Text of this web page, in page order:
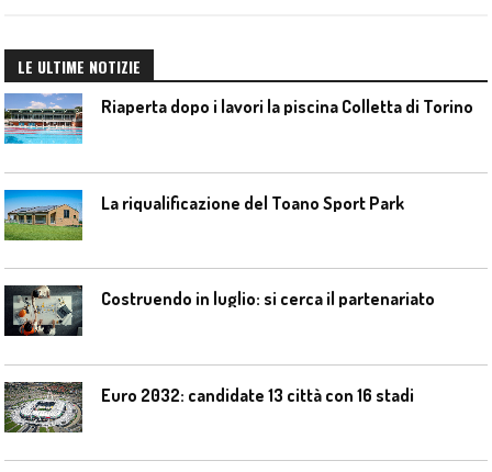
LE ULTIME NOTIZIE
Riaperta dopo i lavori la piscina Colletta di Torino
La riqualificazione del Toano Sport Park
Costruendo in luglio: si cerca il partenariato
Euro 2032: candidate 13 città con 16 stadi